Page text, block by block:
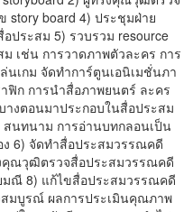
story board 4) ประชุมฝ่าย
ประสม 5) รวบรวม resource
เช่น การวาดภาพตัวละคร การ
นเกม จัดทำการ์ตูนเอนิเมชั่นภา
ฟิก การนำสื่อภาพยนตร์ ละคร
างตอนมาประกอบในสื่อประสม
สนทนาม การอ่านบทกลอนเป็น
ง 6) จัดทำสื่อประสมวรรณคดี
คุณวุฒิตรวจสื่อประสมวรรณคดี
มณี 8) แก้ไขสื่อประสมวรรณคดี
สมบูรณ์ ผลการประเมินคุณภาพ